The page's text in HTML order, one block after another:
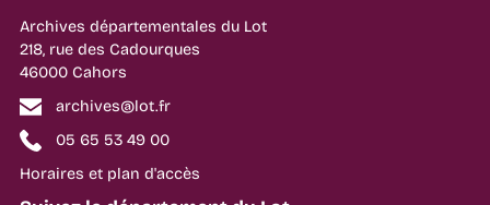
Archives départementales du Lot
218, rue des Cadourques
46000 Cahors
archives@lot.fr
05 65 53 49 00
Horaires et plan d'accès